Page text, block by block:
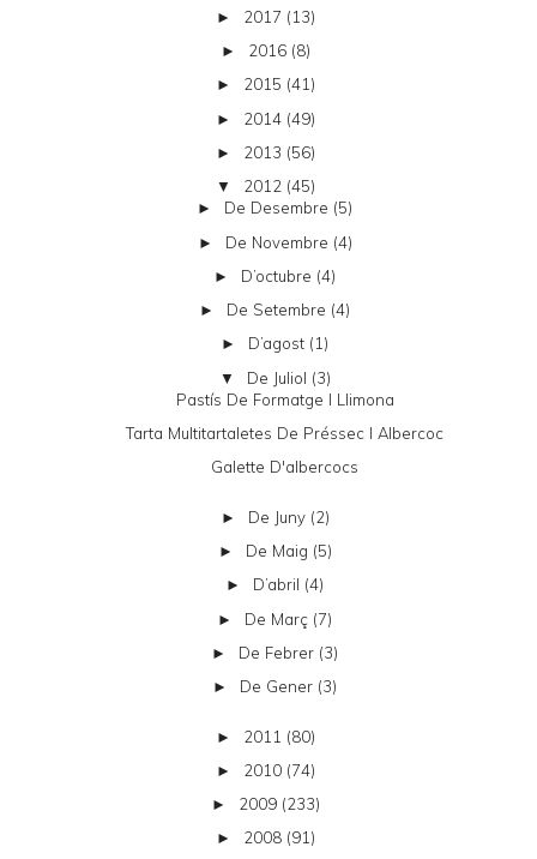
► 2017 (13)
► 2016 (8)
► 2015 (41)
► 2014 (49)
► 2013 (56)
▼ 2012 (45)
► De Desembre (5)
► De Novembre (4)
► D’octubre (4)
► De Setembre (4)
► D’agost (1)
▼ De Juliol (3)
Pastís De Formatge I Llimona
Tarta Multitartaletes De Préssec I Albercoc
Galette D'albercocs
► De Juny (2)
► De Maig (5)
► D’abril (4)
► De Març (7)
► De Febrer (3)
► De Gener (3)
► 2011 (80)
► 2010 (74)
► 2009 (233)
► 2008 (91)